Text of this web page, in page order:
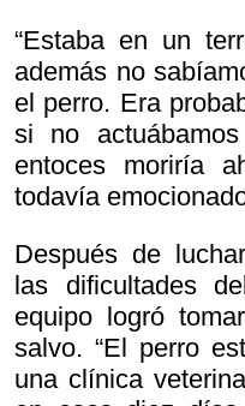
“Estaba en un
además no
el perro. Era
si no
entoces moriría
todavía
Después de
las dificultades
equipo logró
salvo. “El perro
una clínica